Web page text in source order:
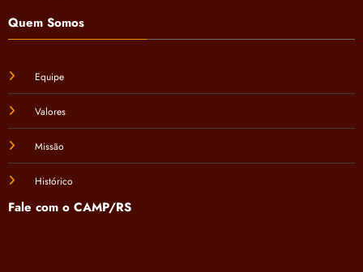
Quem Somos
Equipe
Valores
Missão
Histórico
Fale com o CAMP/RS